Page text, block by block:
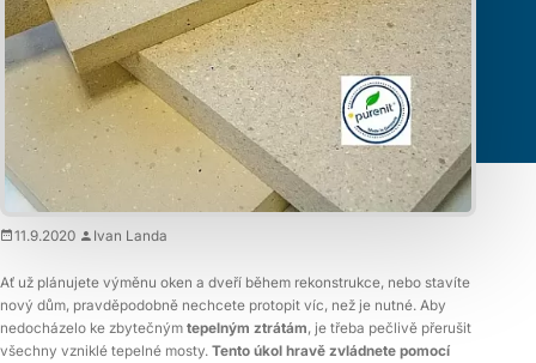
11.9.2020 Ivan Landa
Ať už plánujete výměnu oken a dveří během rekonstrukce, nebo stavíte
nový dům, pravděpodobně nechcete protopit víc, než je nutné. Aby
nedocházelo ke zbytečným tepelným ztrátám, je třeba pečlivě přerušit
všechny vzniklé tepelné mosty. Tento úkol hravě zvládnete pomocí